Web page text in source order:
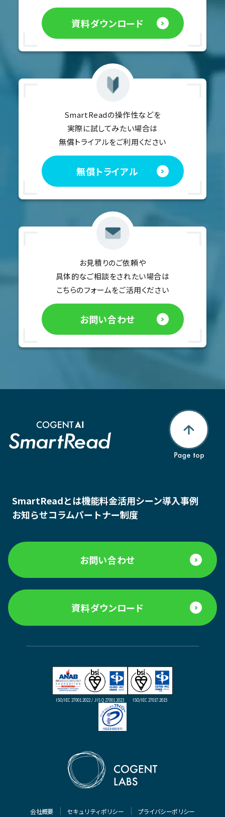
資料ダウンロード
SmartReadの操作性などを
実際に試してみたい場合は
無償トライアルをご利用ください
無償トライアル
お見積りのご依頼や
具体的なご相談をされたい場合は
こちらのフォームをご活用ください
お問い合わせ
SmartReadとは機能料金活用シーン導入事例
お知らせコラムパートナー制度
お問い合わせ
資料ダウンロード
会社概要 セキュリティポリシー プライバシーポリシー
ISO/IEC 27001:2022 / JIS Q 27001:2023 ISO/IEC 27017:2015